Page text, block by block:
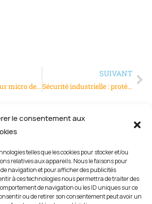
le consentement aux
telles que les cookies pour stocker et/ou
relatives aux appareils. Nous le faisons pour
de navigation et pour afficher des publicités
à ces technologies nous permettra de traiter des
de navigation ou les ID uniques sur ce
ou de retirer son consentement peut avoir un
Quel flexible pour micro de casque choisir ? Guide complet
SUIVANT
Sécurité industrielle : protégez vos infrastructures avec A2S